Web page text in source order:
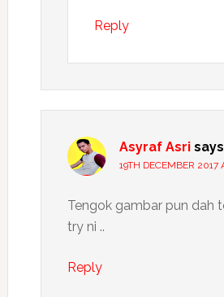
Reply
Asyraf Asri says
19TH DECEMBER 2017
Tengok gambar pun dah
try ni ..
Reply